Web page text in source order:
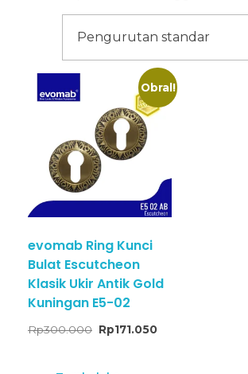
Obral!
evomab Ring Kunci
Bulat Escutcheon
Klasik Ukir Antik Gold
Kuningan E5-02
Rp300.000 Rp171.050